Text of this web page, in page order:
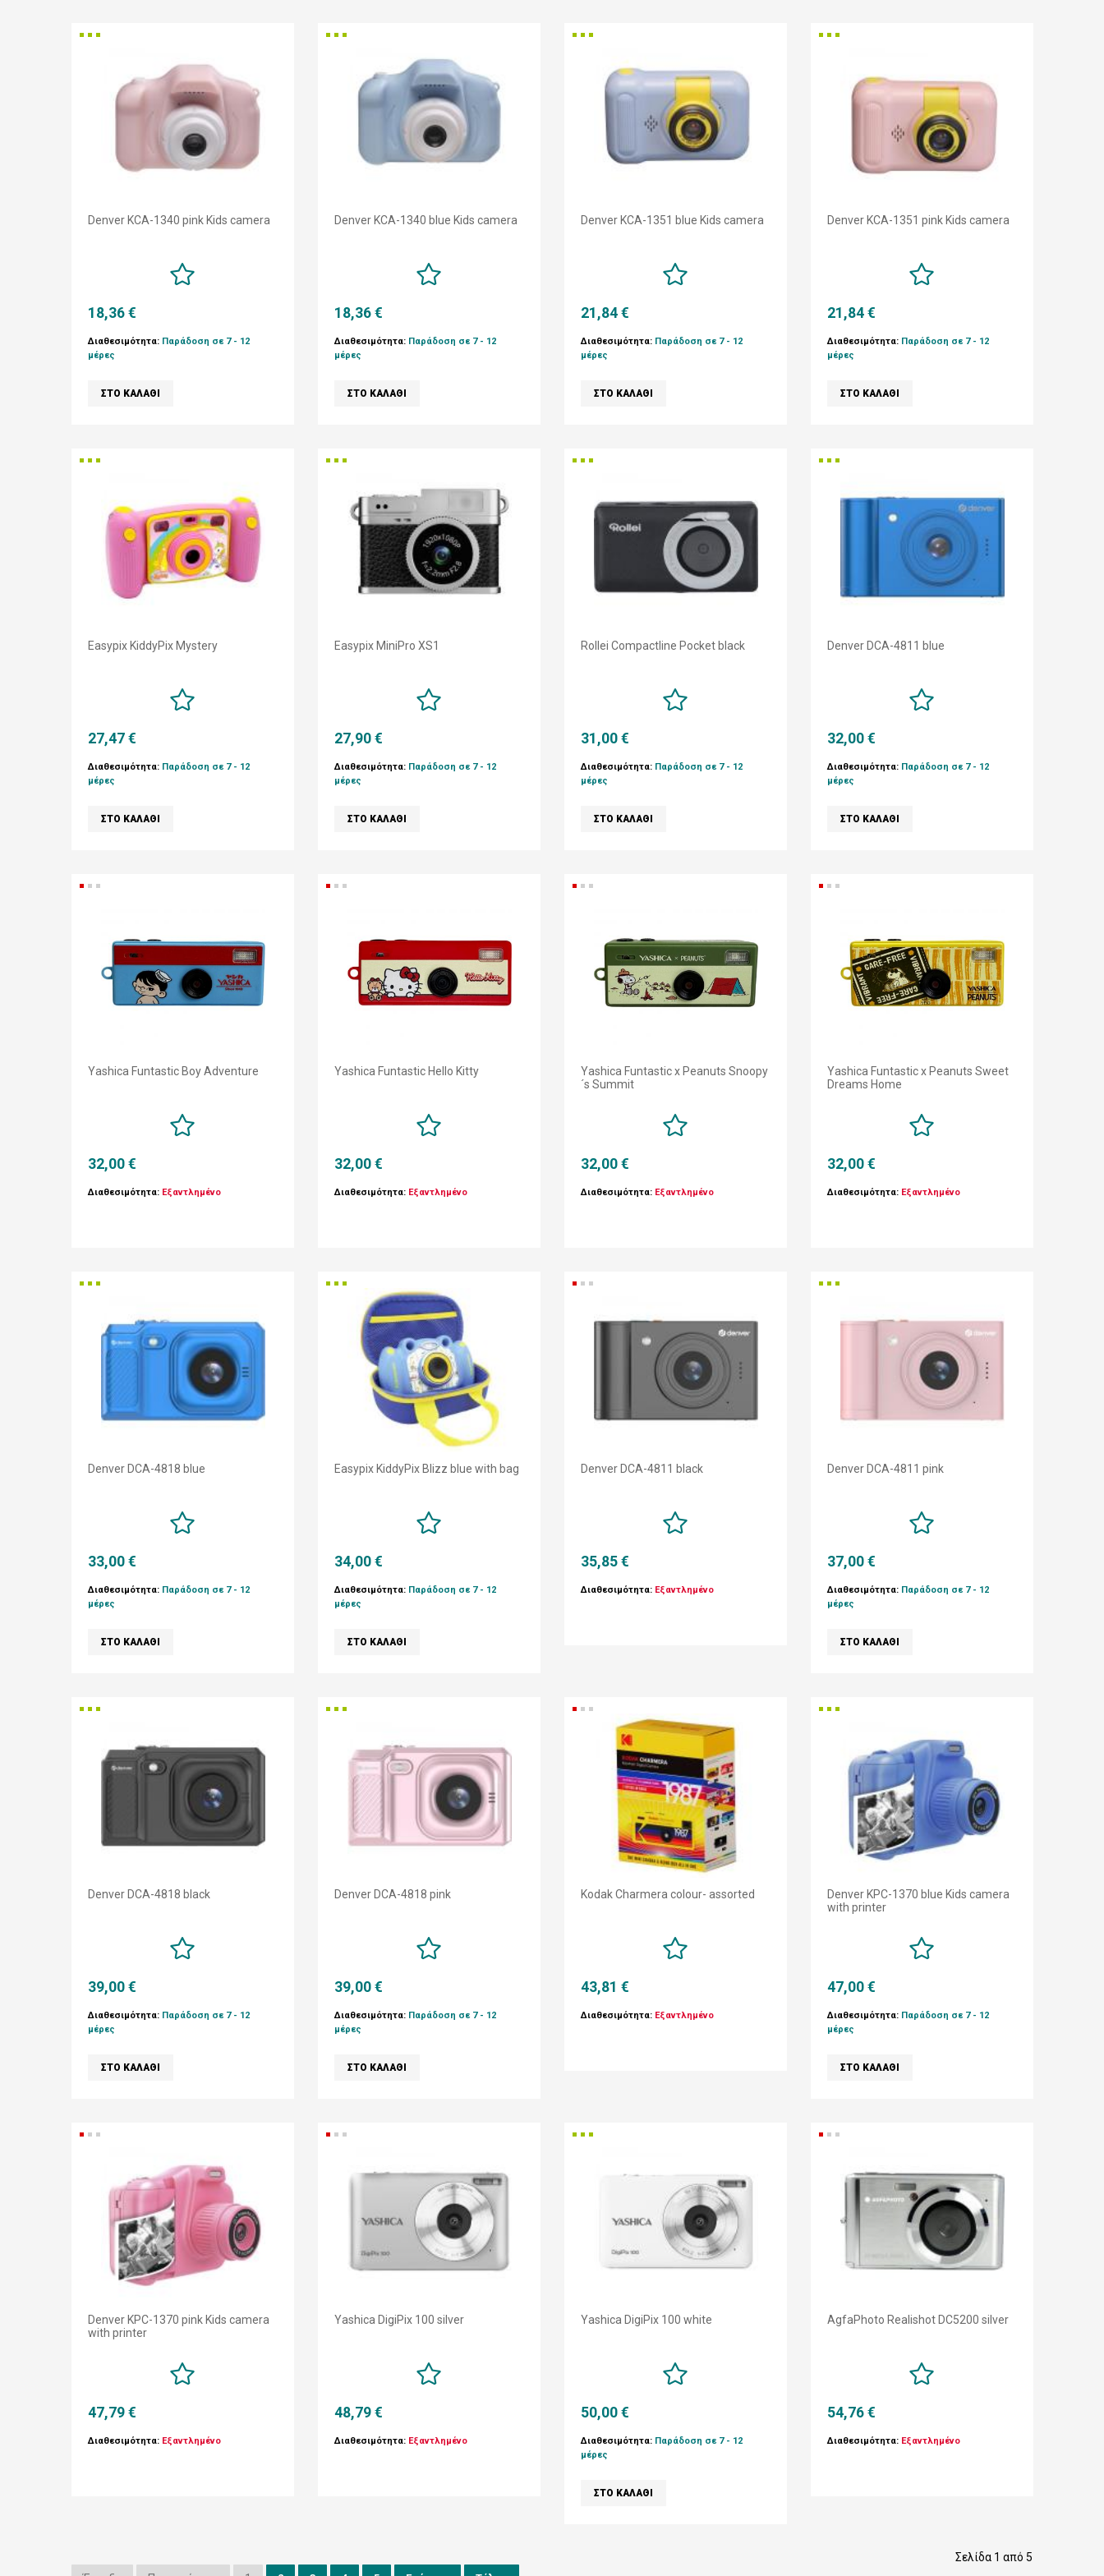
Denver KCA-1340 pink Kids camera
18,36 €
Διαθεσιμότητα: Παράδοση σε 7 - 12
μέρες
Denver KCA-1340 blue Kids camera
18,36 €
Διαθεσιμότητα: Παράδοση σε 7 - 12
μέρες
Denver KCA-1351 blue Kids camera
21,84 €
Διαθεσιμότητα: Παράδοση σε 7 - 12
μέρες
Denver KCA-1351 pink Kids camera
21,84 €
Διαθεσιμότητα: Παράδοση σε 7 - 12
μέρες
Easypix KiddyPix Mystery
27,47 €
Διαθεσιμότητα: Παράδοση σε 7 - 12
μέρες
Easypix MiniPro XS1
27,90 €
Διαθεσιμότητα: Παράδοση σε 7 - 12
μέρες
Rollei Compactline Pocket black
31,00 €
Διαθεσιμότητα: Παράδοση σε 7 - 12
μέρες
Denver DCA-4811 blue
32,00 €
Διαθεσιμότητα: Παράδοση σε 7 - 12
μέρες
Yashica Funtastic Boy Adventure
32,00 €
Διαθεσιμότητα: Εξαντλημένο
Yashica Funtastic Hello Kitty
32,00 €
Διαθεσιμότητα: Εξαντλημένο
Yashica Funtastic x Peanuts Snoopy
´s Summit
32,00 €
Διαθεσιμότητα: Εξαντλημένο
Yashica Funtastic x Peanuts Sweet
Dreams Home
32,00 €
Διαθεσιμότητα: Εξαντλημένο
Denver DCA-4818 blue
33,00 €
Διαθεσιμότητα: Παράδοση σε 7 - 12
μέρες
Easypix KiddyPix Blizz blue with bag
34,00 €
Διαθεσιμότητα: Παράδοση σε 7 - 12
μέρες
Denver DCA-4811 black
35,85 €
Διαθεσιμότητα: Εξαντλημένο
Denver DCA-4811 pink
37,00 €
Διαθεσιμότητα: Παράδοση σε 7 - 12
μέρες
Denver DCA-4818 black
39,00 €
Διαθεσιμότητα: Παράδοση σε 7 - 12
μέρες
Denver DCA-4818 pink
39,00 €
Διαθεσιμότητα: Παράδοση σε 7 - 12
μέρες
Kodak Charmera colour- assorted
43,81 €
Διαθεσιμότητα: Εξαντλημένο
Denver KPC-1370 blue Kids camera
with printer
47,00 €
Διαθεσιμότητα: Παράδοση σε 7 - 12
μέρες
Denver KPC-1370 pink Kids camera
with printer
47,79 €
Διαθεσιμότητα: Εξαντλημένο
Yashica DigiPix 100 silver
48,79 €
Διαθεσιμότητα: Εξαντλημένο
Yashica DigiPix 100 white
50,00 €
Διαθεσιμότητα: Παράδοση σε 7 - 12
μέρες
AgfaPhoto Realishot DC5200 silver
54,76 €
Διαθεσιμότητα: Εξαντλημένο
Σελίδα 1 από 5